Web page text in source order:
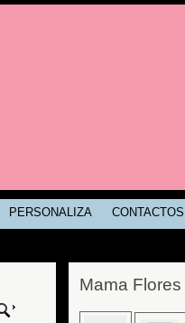
PERSONALIZA CONTACTOS